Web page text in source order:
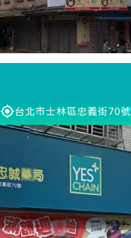
台北市士林區忠義街70號